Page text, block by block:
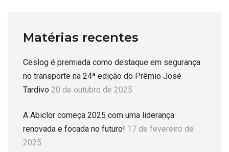
Matérias recentes
Ceslog é premiada como destaque em segurança
no transporte na 24ª edição do Prêmio José
Tardivo 20 de outubro de 2025
A Abiclor começa 2025 com uma liderança
renovada e focada no futuro! 17 de fevereiro de
2025